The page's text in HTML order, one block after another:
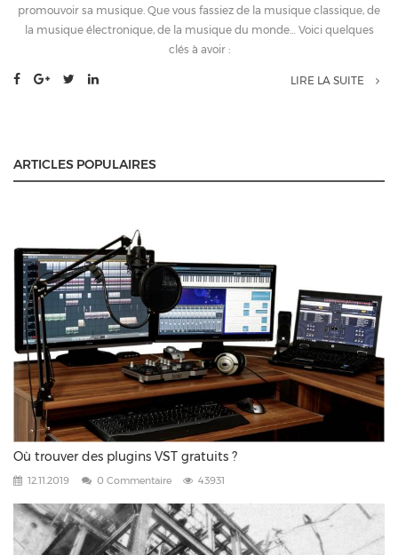
promouvoir sa musique. Que vous fassiez de la musique classique, de
la musique électronique, de la musique du monde… Voici quelques
clés à avoir :
LIRE LA SUITE
ARTICLES POPULAIRES
Où trouver des plugins VST gratuits ?
12.11.2019 0 Commentaire 43931